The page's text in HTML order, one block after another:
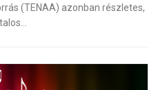
(TENAA) azonban részletes,